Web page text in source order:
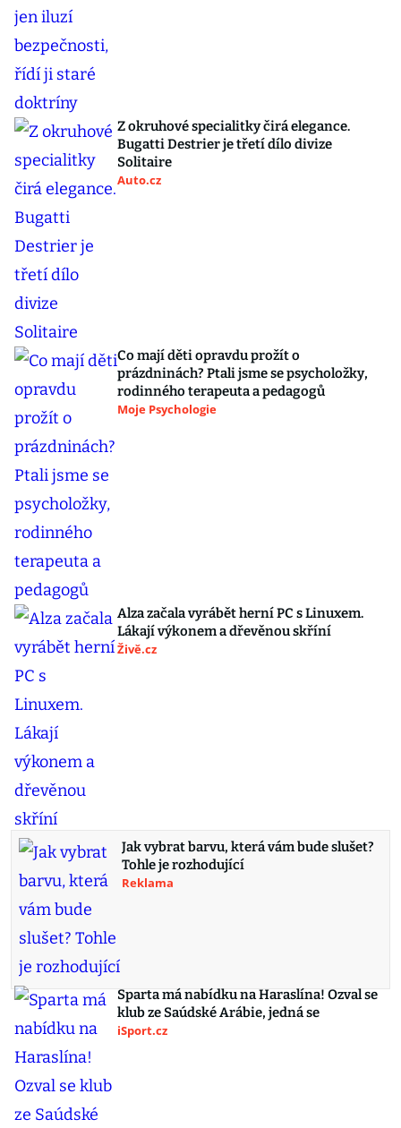
Z okruhové specialitky čirá elegance.
Bugatti Destrier je třetí dílo divize
Solitaire
Auto.cz
Co mají děti opravdu prožít o
prázdninách? Ptali jsme se psycholožky,
rodinného terapeuta a pedagogů
Moje Psychologie
Alza začala vyrábět herní PC s Linuxem.
Lákají výkonem a dřevěnou skříní
Živě.cz
Jak vybrat barvu, která vám bude slušet?
Tohle je rozhodující
Reklama
Sparta má nabídku na Haraslína! Ozval se
klub ze Saúdské Arábie, jedná se
iSport.cz